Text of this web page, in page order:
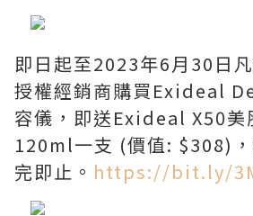
即日起至2023年6月30日
授權經銷商購買Exideal
容儀，即送Exideal X50美
120ml一支 (價值: $308)
完即止。 https://bit.ly/